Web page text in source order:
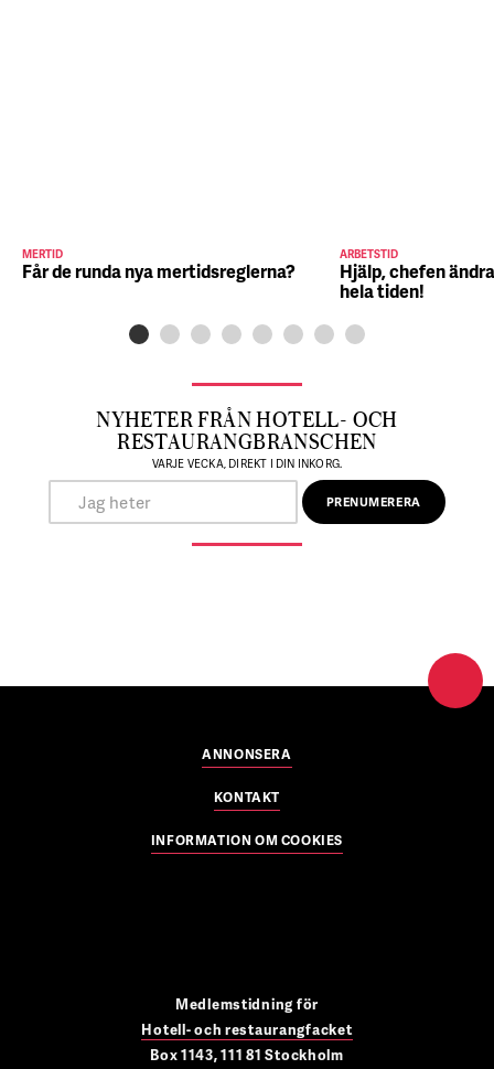
MERTID
Får de runda nya mertidsreglerna?
ARBETSTID
Hjälp, chefen
hela tiden!
NYHETER FRÅN HOTELL- OCH
RESTAURANGBRANSCHEN
VARJE VECKA, DIREKT I DIN INKORG.
ANNONSERA
KONTAKT
INFORMATION OM COOKIES
Medlemstidning för
Hotell- och restaurangfacket
Box 1143, 111 81 Stockholm